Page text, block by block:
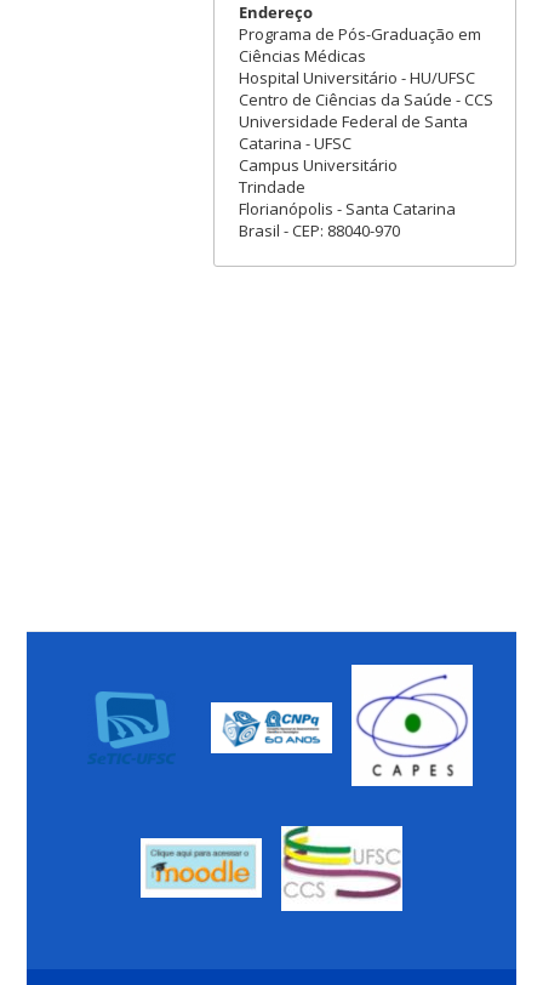
Endereço
Programa de Pós-Graduação em
Ciências Médicas
Hospital Universitário - HU/UFSC
Centro de Ciências da Saúde - CCS
Universidade Federal de Santa
Catarina - UFSC
Campus Universitário
Trindade
Florianópolis - Santa Catarina
Brasil - CEP: 88040-970